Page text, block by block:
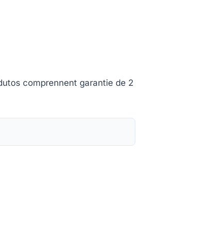
comprennent garantie de 2